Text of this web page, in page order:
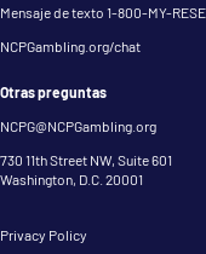
Mensaje de texto 1-800-MY-
NCPGambling.org/chat
Otras preguntas
NCPG@NCPGambling.org
730 11th Street NW, Suite 601
Washington, D.C. 20001
Privacy Policy